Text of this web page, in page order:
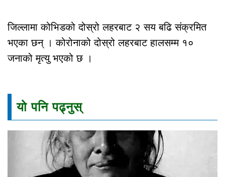
जिल्लामा कोभिडको दोस्रो लहरबाट २ सय बढि संक्रमित
भएका छन् । कोरोनाको दोस्रो लहरबाट हालसम्म १०
जनाको मृत्यु भएको छ ।
यो पनि पढ्नुस्